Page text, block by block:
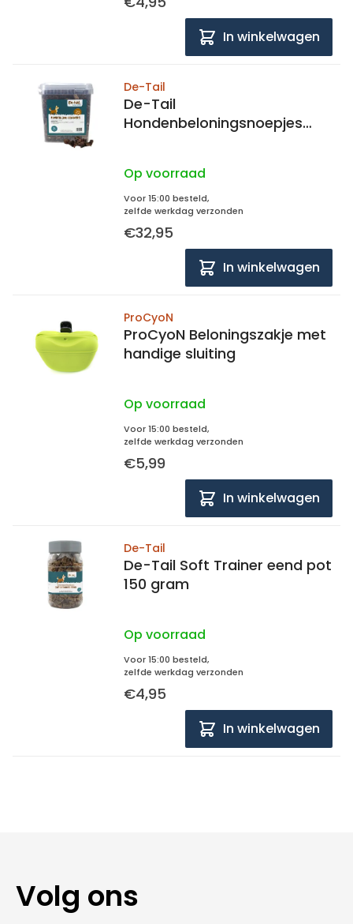
In winkelwagen
De-Tail
De-Tail
Hondenbeloningsnoepjes
Op voorraad
Voor 15:00 besteld,
zelfde werkdag verzonden
€32,95
In winkelwagen
ProCyoN
ProCyoN Beloningszakje met
handige sluiting
Op voorraad
Voor 15:00 besteld,
zelfde werkdag verzonden
€5,99
In winkelwagen
De-Tail
De-Tail Soft Trainer eend pot
150 gram
Op voorraad
Voor 15:00 besteld,
zelfde werkdag verzonden
€4,95
In winkelwagen
Volg ons